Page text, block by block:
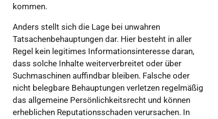
kommen.
Anders stellt sich die Lage bei unwahren
Tatsachenbehauptungen dar. Hier besteht in aller
Regel kein legitimes Informationsinteresse daran,
dass solche Inhalte weiterverbreitet oder über
Suchmaschinen auffindbar bleiben. Falsche oder
nicht belegbare Behauptungen verletzen regelmäßig
das allgemeine Persönlichkeitsrecht und können
erheblichen Reputationsschaden verursachen. In